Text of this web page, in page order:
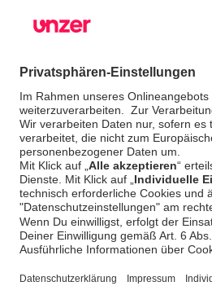
Gastronomie-Lösungen
Unified Commerce
Risikomanagement
Preise
© Unzer Group GmbH